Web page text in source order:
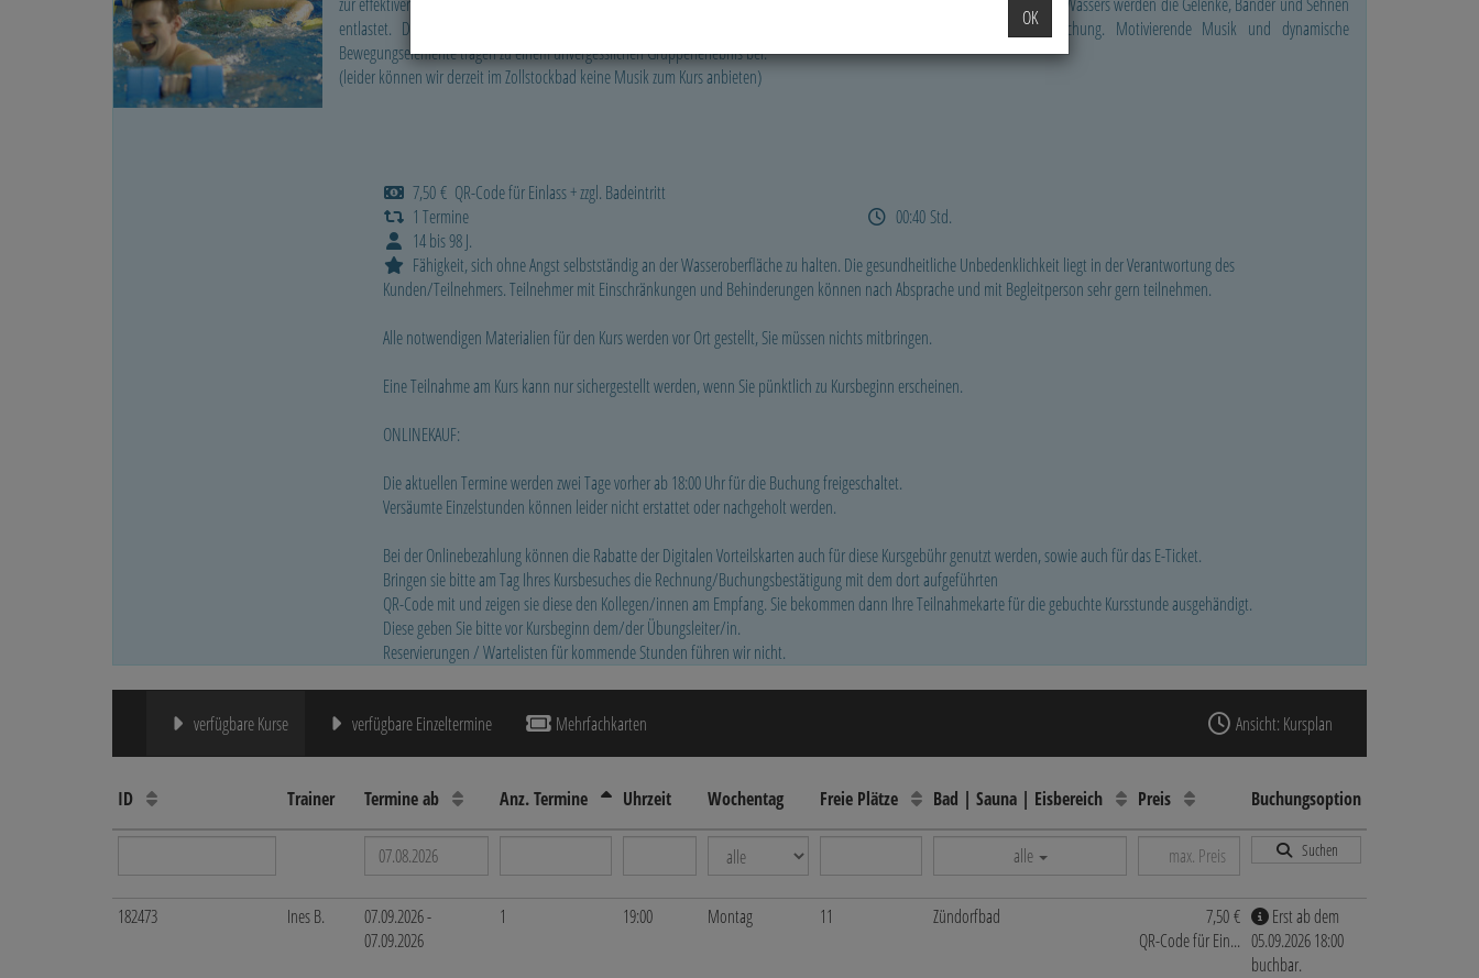
entlastet. Der Wasserwiderstand verlangt höhere Muskelarbeit und bewirkt eine intensive, ganzheitliche Beanspruchung. Motivierende Musik und dynamische
Bewegungselemente tragen zu einem unvergesslichen Gruppenerlebnis bei.
(leider können wir derzeit im Zollstockbad keine Musik zum Kurs anbieten)
7,50 € QR-Code für Einlass + zzgl. Badeintritt
1 Termine
00:40 Std.
14 bis 98 J.
Fähigkeit, sich ohne Angst selbstständig an der Wasseroberfläche zu halten. Die gesundheitliche Unbedenklichkeit liegt in der Verantwortung des
Kunden/Teilnehmers. Teilnehmer mit Einschränkungen und Behinderungen können nach Absprache und mit Begleitperson sehr gern teilnehmen.
Alle notwendigen Materialien für den Kurs werden vor Ort gestellt, Sie müssen nichts mitbringen.
Eine Teilnahme am Kurs kann nur sichergestellt werden, wenn Sie pünktlich zu Kursbeginn erscheinen.
ONLINEKAUF:
Die aktuellen Termine werden zwei Tage vorher ab 18:00 Uhr für die Buchung freigeschaltet.
Versäumte Einzelstunden können leider nicht erstattet oder nachgeholt werden.
Bei der Onlinebezahlung können die Rabatte der Digitalen Vorteilskarten auch für diese Kursgebühr genutzt werden, sowie auch für das E-Ticket.
Bringen sie bitte am Tag Ihres Kursbesuches die Rechnung/Buchungsbestätigung mit dem dort aufgeführten
QR-Code mit und zeigen sie diese den Kollegen/innen am Empfang. Sie bekommen dann Ihre Teilnahmekarte für die gebuchte Kursstunde ausgehändigt.
Diese geben Sie bitte vor Kursbeginn dem/der Übungsleiter/in.
Reservierungen / Wartelisten für kommende Stunden führen wir nicht.
verfügbare Kurse verfügbare Einzeltermine Mehrfachkarten Ansicht: Kursplan
ID Trainer Termine ab Anz. Termine Uhrzeit Wochentag Freie Plätze Bad | Sauna | Eisbereich Preis Buchungsoption
alle Suchen
182473 Ines B.
07.09.2026 -
07.09.2026
1 19:00 Montag 11 Zündorfbad
7,50 €
QR-Code für Ein...
Erst ab dem
05.09.2026 18:00
buchbar.
OK